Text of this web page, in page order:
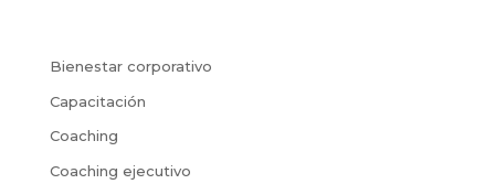
Bienestar corporativo
Capacitación
Coaching
Coaching ejecutivo